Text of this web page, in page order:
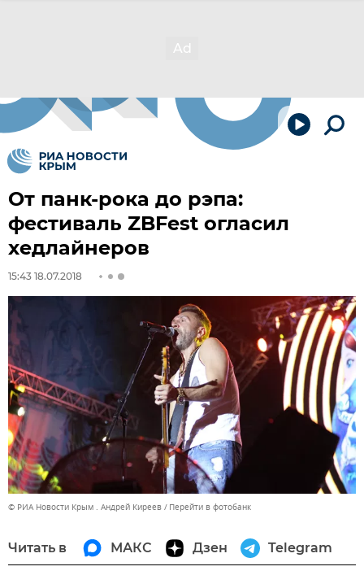
От панк-рока до рэпа:
фестиваль ZBFest огласил
хедлайнеров
15:43 18.07.2018
© РИА Новости Крым . Андрей Киреев Перейти в фотобанк
Читать в МАКС Дзен Telegram